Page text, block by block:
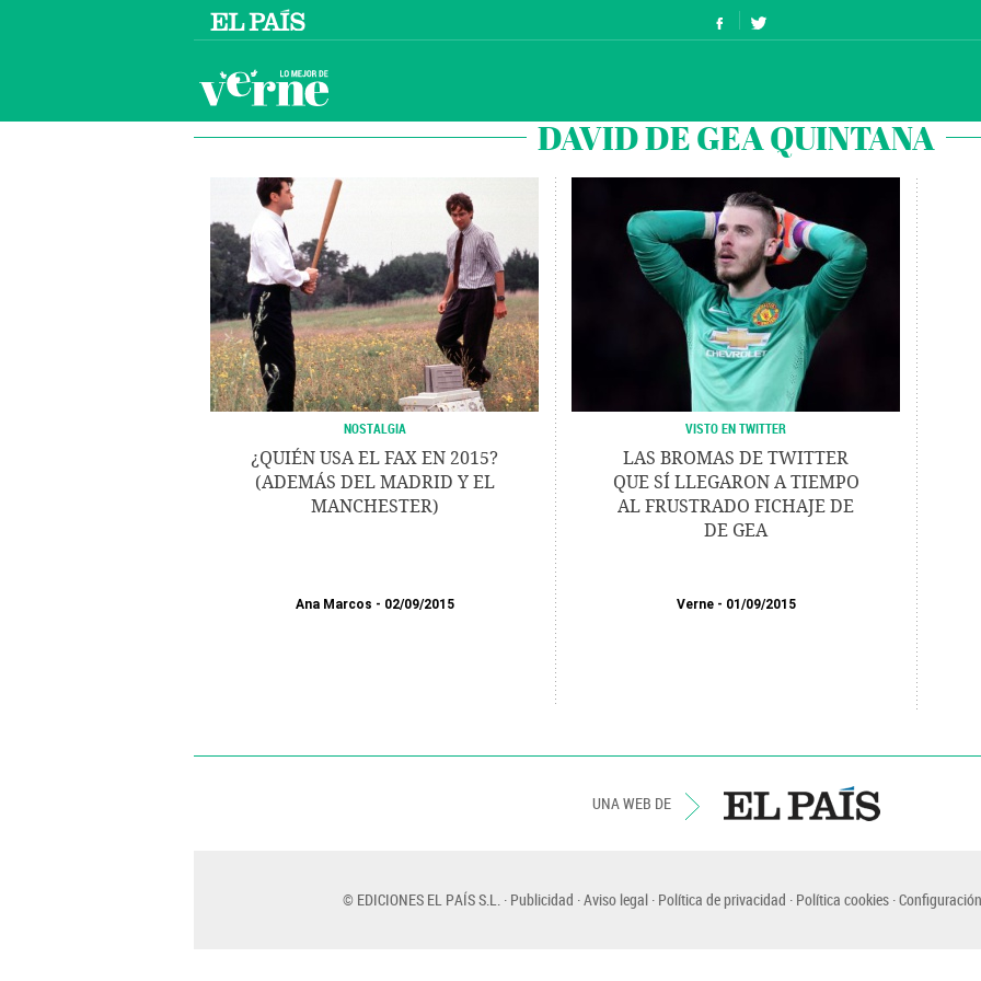
DAVID DE GEA QUINTANA
NOSTALGIA
¿QUIÉN USA EL FAX EN 2015?
(ADEMÁS DEL MADRID Y EL
MANCHESTER)
Ana Marcos 02/09/2015
VISTO EN TWITTER
LAS BROMAS DE TWITTER
QUE SÍ LLEGARON A TIEMPO
AL FRUSTRADO FICHAJE DE
DE GEA
Verne 01/09/2015
UNA WEB DE
© EDICIONES EL PAÍS S.L. Publicidad Aviso legal Política de privacidad Política cookies